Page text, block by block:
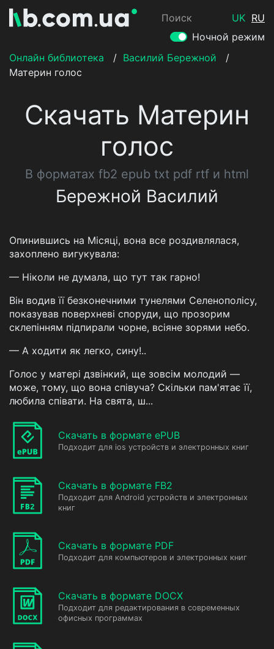
Поиск UK RU
Ночной режим
Онлайн библиотека
/ Василий Бережной
/
Материн голос
Скачать Материн
голос
В форматах fb2 epub txt pdf rtf и html
Бережной Василий
Опинившись на Місяці, вона все роздивлялася,
захоплено вигукувала:
— Ніколи не думала, що тут так гарно!
Він водив її безконечними тунелями Селенополісу,
показував поверхневі споруди, що прозорим
склепінням підпирали чорне, всіяне зорями небо.
— А ходити як легко, сину!..
Голос у матері дзвінкий, ще зовсім молодий —
може, тому, що вона співуча? Скільки пам'ятає її,
любила співати. На свята, ш...
Скачать в формате ePUB
Подходит для ios устройств и электронных книг
Скачать в формате FB2
Подходит для Android устройств и электронных
книг
Скачать в формате PDF
Подходит для компьютеров и электронных книг
Скачать в формате DOCX
Подходит для редактирования в современных
офисных программах